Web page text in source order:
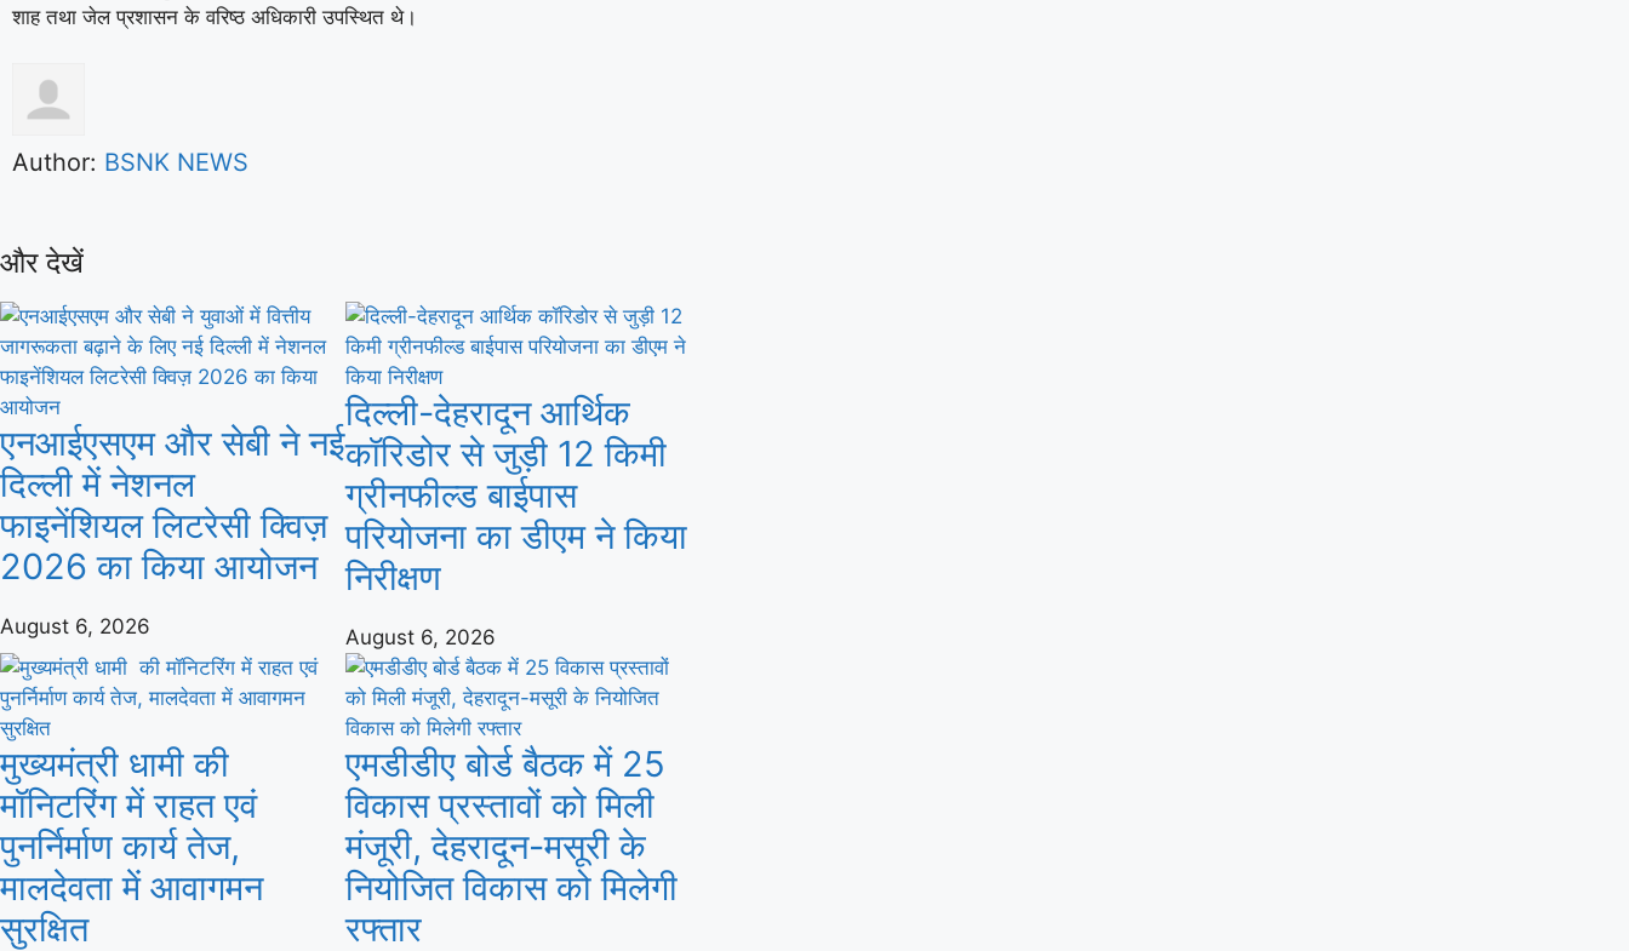
शाह तथा जेल प्रशासन के वरिष्ठ अधिकारी उपस्थित थे।
Author: BSNK NEWS
और देखें
एनआईएसएम और सेबी ने नई
दिल्ली में नेशनल
फाइनेंशियल लिटरेसी क्विज़
2026 का किया आयोजन
August 6, 2026
दिल्ली-देहरादून आर्थिक
कॉरिडोर से जुड़ी 12 किमी
ग्रीनफील्ड बाईपास
परियोजना का डीएम ने किया
निरीक्षण
August 6, 2026
मुख्यमंत्री धामी की
मॉनिटरिंग में राहत एवं
पुनर्निर्माण कार्य तेज,
मालदेवता में आवागमन
सुरक्षित
एमडीडीए बोर्ड बैठक में 25
विकास प्रस्तावों को मिली
मंजूरी, देहरादून-मसूरी के
नियोजित विकास को मिलेगी
रफ्तार